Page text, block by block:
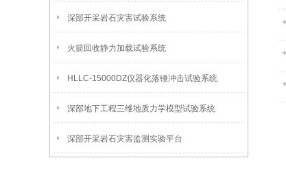
深部开采岩石灾害试验系统
火箭回收静力加载试验系统
HLLC-15000DZ仪器化落锤冲击试验系统
深部地下工程三维地质力学模型试验系统
深部开采岩石灾害监测实验平台